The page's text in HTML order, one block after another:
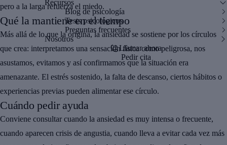
Recursos
Blog de psicología
Tests psicológicos
Preguntas frecuentes
Nosotros
Llamar ahora
Pedir cita
pero a la larga refuerza el miedo.
Qué la mantiene en el tiempo
Más allá de lo que la origina, la ansiedad se sostiene por los círculos
que crea: interpretamos una sensación física como peligrosa, nos
asustamos, evitamos y así confirmamos que la situación era
amenazante. El estrés sostenido, la falta de descanso, ciertos hábitos o
experiencias previas pueden alimentar ese círculo.
Cuándo pedir ayuda
Conviene consultar cuando la ansiedad es muy intensa o frecuente,
cuando aparecen crisis de angustia, cuando lleva a evitar cada vez más